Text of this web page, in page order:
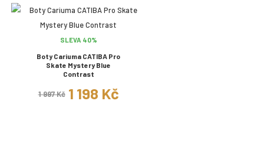
SLEVA 40%
Boty Cariuma CATIBA Pro
Skate Mystery Blue
Contrast
1 997 Kč 1 198 Kč